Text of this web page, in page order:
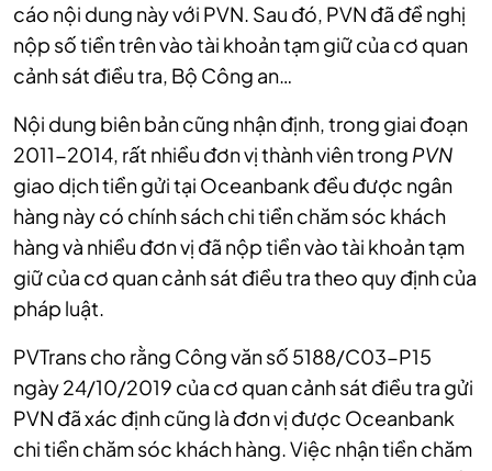
cáo nội dung này với PVN. Sau đó, PVN đã đề nghị
nộp số tiền trên vào tài khoản tạm giữ của cơ quan
cảnh sát điều tra, Bộ Công an…
Nội dung biên bản cũng nhận định, trong giai đoạn
2011-2014, rất nhiều đơn vị thành viên trong PVN
giao dịch tiền gửi tại Oceanbank đều được ngân
hàng này có chính sách chi tiền chăm sóc khách
hàng và nhiều đơn vị đã nộp tiền vào tài khoản tạm
giữ của cơ quan cảnh sát điều tra theo quy định của
pháp luật.
PVTrans cho rằng Công văn số 5188/C03-P15
ngày 24/10/2019 của cơ quan cảnh sát điều tra gửi
PVN đã xác định cũng là đơn vị được Oceanbank
chi tiền chăm sóc khách hàng. Việc nhận tiền chăm